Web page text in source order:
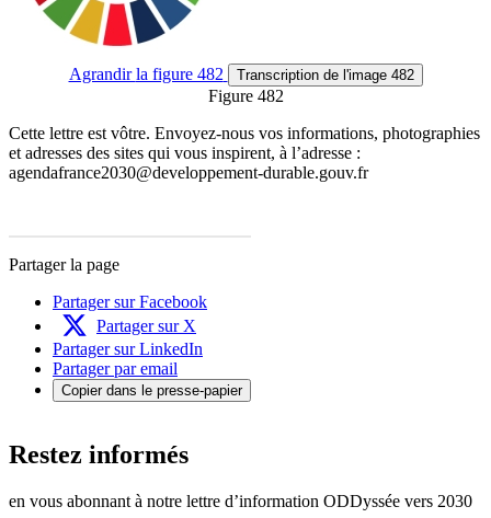
Agrandirla figure 482 Transcription de l'image 482
Figure 482
Cette lettre est vôtre. Envoyez-nous vos informations, photographies
et adresses des sites qui vous inspirent, à l’adresse :
agendafrance2030@developpement-durable.gouv.fr
Partager la page
Partager sur Facebook
Partager sur X
Partager sur LinkedIn
Partager par email
Copier dans le presse-papier
Restez informés
en vous abonnant à notre lettre d’information ODDyssée vers 2030